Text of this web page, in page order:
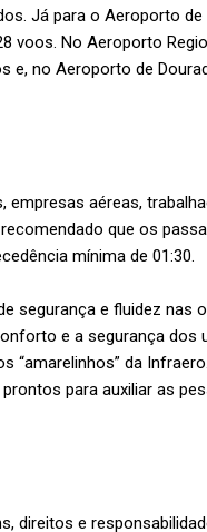
Já para o Aeroporto
voos. No Aeroporto
e, no Aeroporto de
empresas aéreas,
que os
mínima de 01:30.
segurança e fluidez
e a segurança
“amarelinhos” da
para auxiliar as
direitos e